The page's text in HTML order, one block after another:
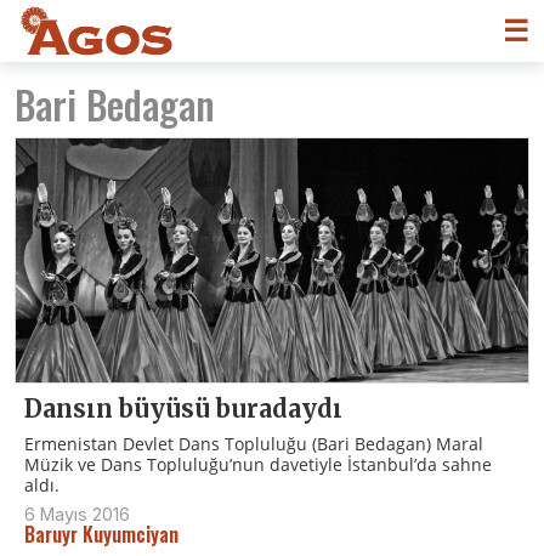
☰
Bari Bedagan
Dansın büyüsü buradaydı
Ermenistan Devlet Dans Topluluğu (Bari Bedagan) Maral
Müzik ve Dans Topluluğu’nun davetiyle İstanbul’da sahne
aldı.
6 Mayıs 2016
Baruyr Kuyumciyan